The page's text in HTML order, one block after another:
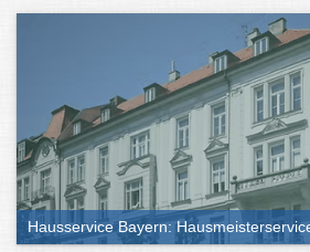
Hausservice Bayern: